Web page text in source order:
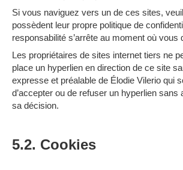
Si vous naviguez vers un de ces sites,
possèdent leur propre politique de
responsabilité s’arrête au moment où vous
Les propriétaires de sites internet tiers ne
place un hyperlien en direction de ce site
expresse et préalable de Élodie Vilerio qui
d’accepter ou de refuser un hyperlien sans
sa décision.
5.2. Cookies